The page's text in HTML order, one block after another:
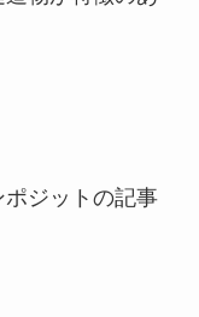
ポジットの記事